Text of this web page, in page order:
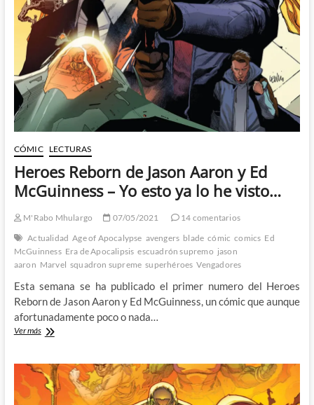
de
pelo
anunciada
CÓMIC LECTURAS
Heroes Reborn de Jason Aaron y Ed
McGuinness – Yo esto ya lo he visto…
M'Rabo Mhulargo 07/05/2021
14 comentarios
Actualidad Age of Apocalypse avengers blade cómic comics Ed
McGuinness Era de Apocalipsis escuadrón supremo jason
aaron Marvel squadron supreme superhéroes Vengadores
Esta semana se ha publicado el primer numero del Heroes
Reborn de Jason Aaron y Ed McGuinness, un cómic que aunque
afortunadamente poco o nada…
Ver másHeroes
Jason
Aaron